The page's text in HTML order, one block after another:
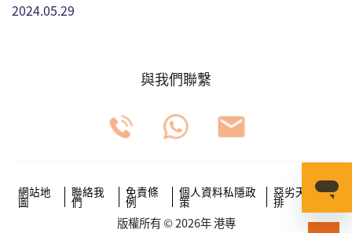
2024.05.29
與我們聯繫
網站地
圖
聯絡我
們
免責條
例
個人資料私隱政
策
惡劣天氣安
排
版權所有 © 2026年 港專